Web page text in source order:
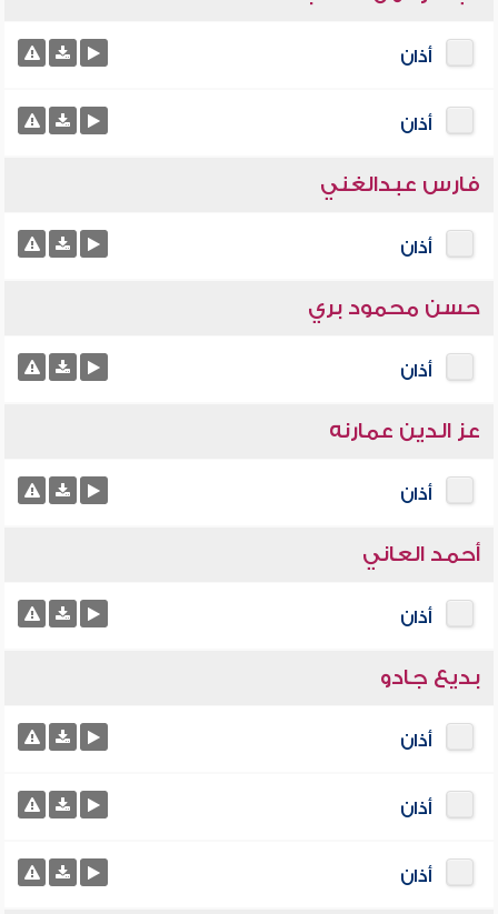
أذان
أذان
فارس عبدالغني
أذان
حسن محمود بري
أذان
عز الدين عمارنه
أذان
أحمد العاني
أذان
بديع جادو
أذان
أذان
أذان